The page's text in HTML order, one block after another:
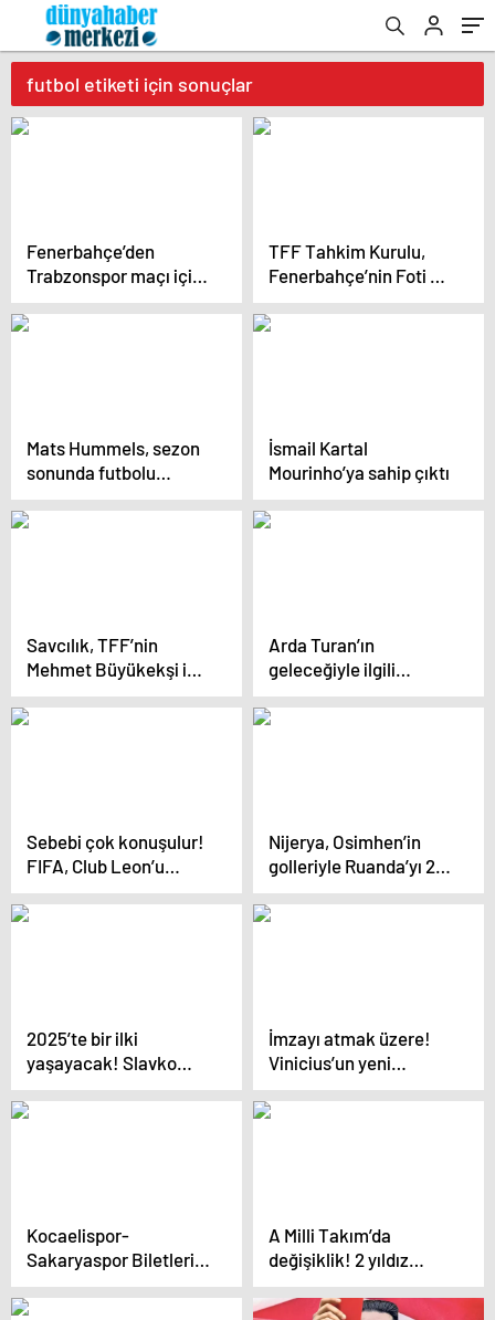
futbol etiketi için sonuçlar
Fenerbahçe’den
Trabzonspor maçı için
TFF’ye flaş çağrı
TFF Tahkim Kurulu,
Fenerbahçe’nin Foti ve
Zufic’in cezalarına
yaptığı itirazı reddetti
Mats Hummels, sezon
sonunda futbolu
bırakacak
İsmail Kartal
Mourinho’ya sahip çıktı
Savcılık, TFF’nin
Mehmet Büyükekşi için
yaptığı suç duyurusuna
takipsizlik kararı verdi
Arda Turan’ın
geleceğiyle ilgili
futbolcusundan kafa
karıştıran açıklama
Sebebi çok konuşulur!
FIFA, Club Leon’u
Kulüpler Dünya
Kupası’ndan men etti
Nijerya, Osimhen’in
golleriyle Ruanda’yı 2-
0 yendi
2025’te bir ilki
yaşayacak! Slavko
Vincic, Portekiz-
Danimarka maçını
İmzayı atmak üzere!
Vinicius’un yeni
sözleşmesinde madde
herkesi şaşkına çevirdi
Kocaelispor-
Sakaryaspor Biletleri
Tükendi
A Milli Takım’da
değişiklik! 2 yıldız
birden kadrodan
çıkarıldı